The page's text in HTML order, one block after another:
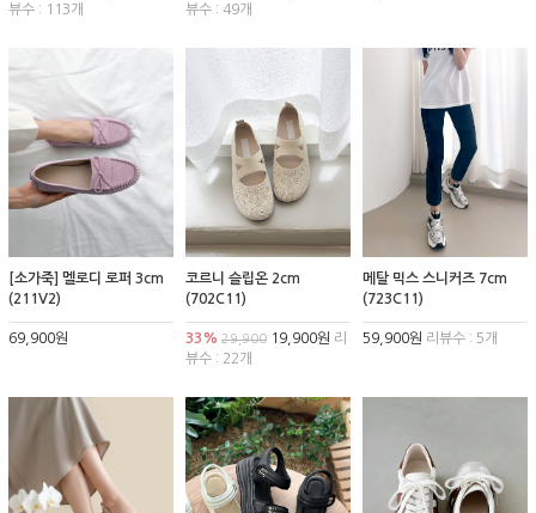
뷰수 : 113개
뷰수 : 49개
[소가죽] 멜로디 로퍼 3cm
(211V2)
69,900원
코르니 슬립온 2cm
(702C11)
33% 29,90019,900원 리
뷰수 : 22개
메탈 믹스 스니커즈 7cm
(723C11)
59,900원 리뷰수 : 5개